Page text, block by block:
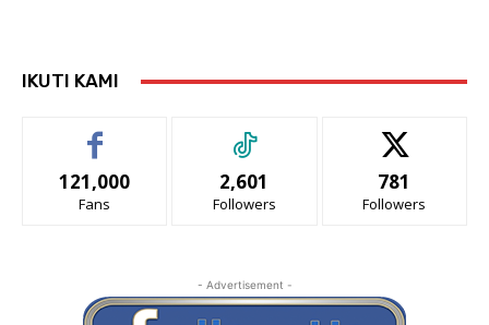
IKUTI KAMI
121,000
Fans
2,601
Followers
781
Followers
- Advertisement -